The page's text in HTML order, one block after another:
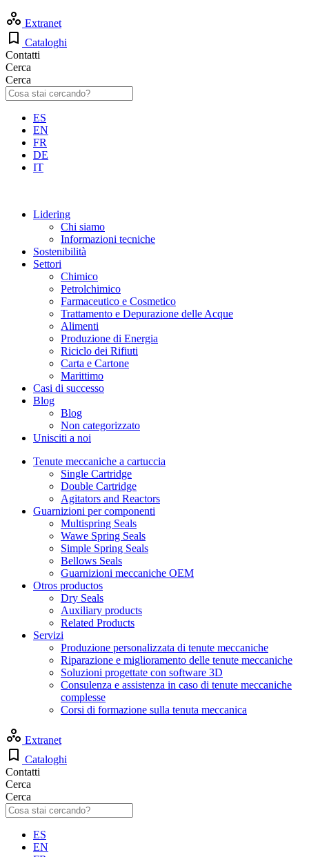
Extranet
Cataloghi
Contatti
Cerca
Cerca
ES
EN
FR
DE
IT
Lidering
Chi siamo
Informazioni tecniche
Sostenibilità
Settori
Chimico
Petrolchimico
Farmaceutico e Cosmetico
Trattamento e Depurazione delle Acque
Alimenti
Produzione di Energia
Riciclo dei Rifiuti
Carta e Cartone
Marittimo
Casi di successo
Blog
Blog
Non categorizzato
Unisciti a noi
Tenute meccaniche a cartuccia
Single Cartridge
Double Cartridge
Agitators and Reactors
Guarnizioni per componenti
Multispring Seals
Wawe Spring Seals
Simple Spring Seals
Bellows Seals
Guarnizioni meccaniche OEM
Otros productos
Dry Seals
Auxiliary products
Related Products
Servizi
Produzione personalizzata di tenute meccaniche
Riparazione e miglioramento delle tenute meccaniche
Soluzioni progettate con software 3D
Consulenza e assistenza in caso di tenute meccaniche
complesse
Corsi di formazione sulla tenuta meccanica
Extranet
Cataloghi
Contatti
Cerca
Cerca
ES
EN